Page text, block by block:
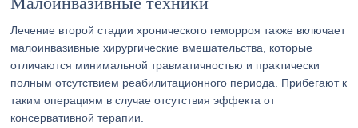
Лечение второй стадии хронического геморроя также включает
малоинвазивные хирургические вмешательства, которые
отличаются минимальной травматичностью и практически
полным отсутствием реабилитационного периода. Прибегают к
таким операциям в случае отсутствия эффекта от
консервативной терапии.